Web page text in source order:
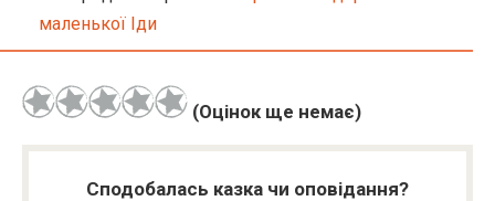
маленької Іди
(Оцінок ще немає)
Сподобалась казка чи оповідання?